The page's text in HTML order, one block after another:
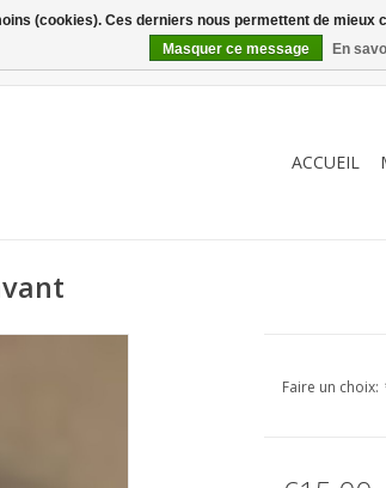
ACCUEIL
Faire un choix:
(cookies). Ces derniers nous permettent de
Masquer ce message
En